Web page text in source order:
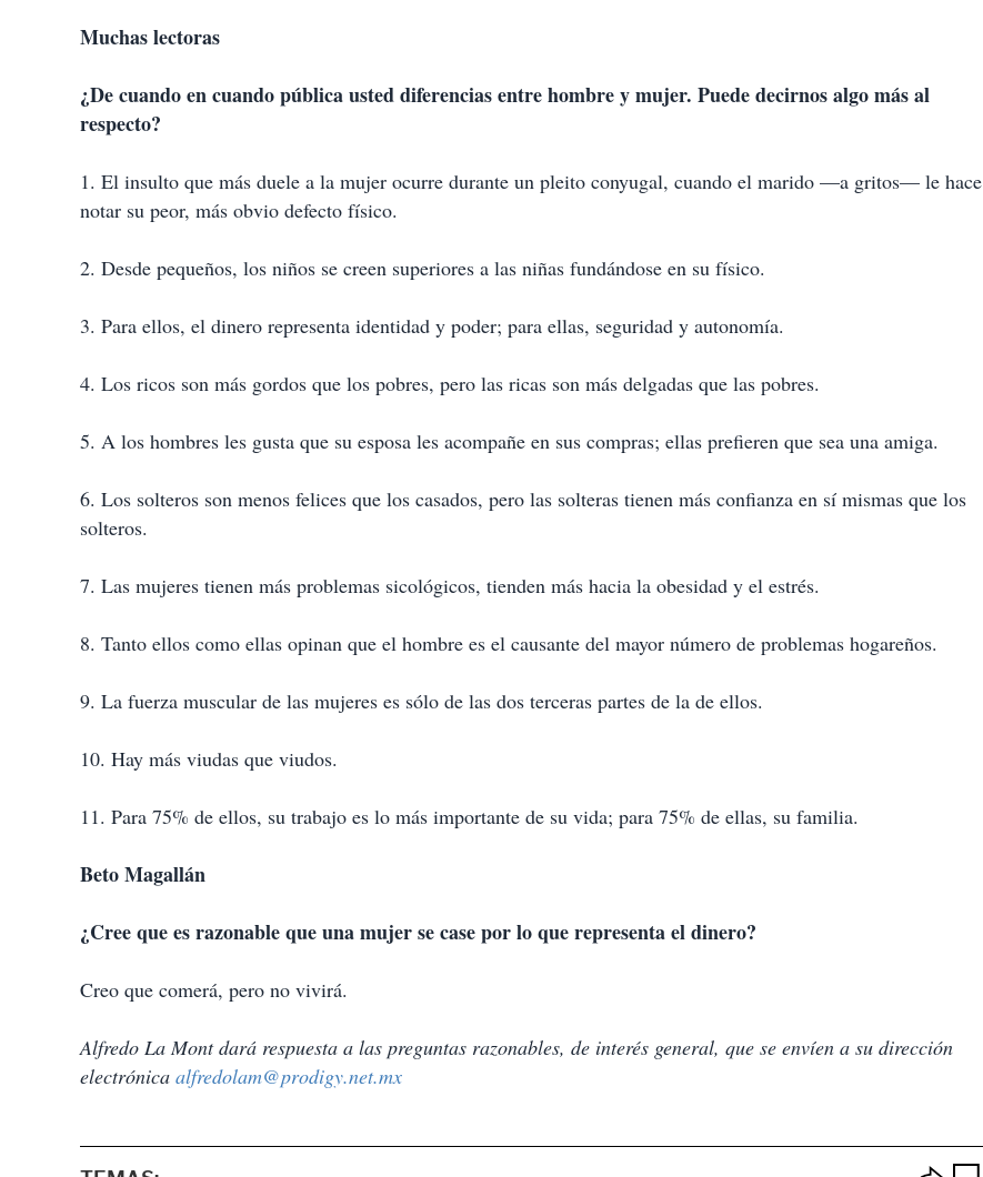
Muchas lectoras
¿De cuando en cuando pública usted diferencias entre hombre y mujer. Puede decirnos algo más al
respecto?
1. El insulto que más duele a la mujer ocurre durante un pleito conyugal, cuando el marido —a gritos— le hace
notar su peor, más obvio defecto físico.
2. Desde pequeños, los niños se creen superiores a las niñas fundándose en su físico.
3. Para ellos, el dinero representa identidad y poder; para ellas, seguridad y autonomía.
4. Los ricos son más gordos que los pobres, pero las ricas son más delgadas que las pobres.
5. A los hombres les gusta que su esposa les acompañe en sus compras; ellas prefieren que sea una amiga.
6. Los solteros son menos felices que los casados, pero las solteras tienen más confianza en sí mismas que los
solteros.
7. Las mujeres tienen más problemas sicológicos, tienden más hacia la obesidad y el estrés.
8. Tanto ellos como ellas opinan que el hombre es el causante del mayor número de problemas hogareños.
9. La fuerza muscular de las mujeres es sólo de las dos terceras partes de la de ellos.
10. Hay más viudas que viudos.
11. Para 75% de ellos, su trabajo es lo más importante de su vida; para 75% de ellas, su familia.
Beto Magallán
¿Cree que es razonable que una mujer se case por lo que representa el dinero?
Creo que comerá, pero no vivirá.
Alfredo La Mont dará respuesta a las preguntas razonables, de interés general, que se envíen a su dirección
electrónica alfredolam@prodigy.net.mx